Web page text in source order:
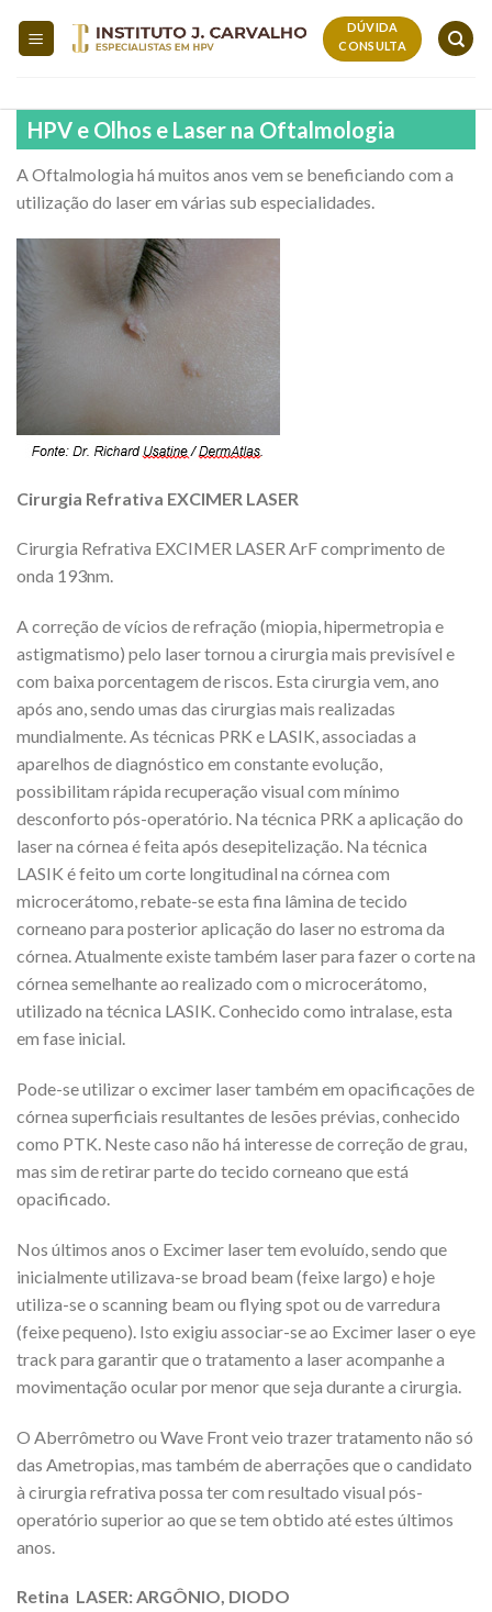
DÚVIDA
CONSULTA
HPV e Olhos e Laser na Oftalmologia
A Oftalmologia há muitos anos vem se beneficiando com a
utilização do laser em várias sub especialidades.
Cirurgia Refrativa EXCIMER LASER
Cirurgia Refrativa EXCIMER LASER ArF comprimento de
onda 193nm.
A correção de vícios de refração (miopia, hipermetropia e
astigmatismo) pelo laser tornou a cirurgia mais previsível e
com baixa porcentagem de riscos. Esta cirurgia vem, ano
após ano, sendo umas das cirurgias mais realizadas
mundialmente. As técnicas PRK e LASIK, associadas a
aparelhos de diagnóstico em constante evolução,
possibilitam rápida recuperação visual com mínimo
desconforto pós-operatório. Na técnica PRK a aplicação do
laser na córnea é feita após desepitelização. Na técnica
LASIK é feito um corte longitudinal na córnea com
microcerátomo, rebate-se esta fina lâmina de tecido
corneano para posterior aplicação do laser no estroma da
córnea. Atualmente existe também laser para fazer o corte na
córnea semelhante ao realizado com o microcerátomo,
utilizado na técnica LASIK. Conhecido como intralase, esta
em fase inicial.
Pode-se utilizar o excimer laser também em opacificações de
córnea superficiais resultantes de lesões prévias, conhecido
como PTK. Neste caso não há interesse de correção de grau,
mas sim de retirar parte do tecido corneano que está
opacificado.
Nos últimos anos o Excimer laser tem evoluído, sendo que
inicialmente utilizava-se broad beam (feixe largo) e hoje
utiliza-se o scanning beam ou flying spot ou de varredura
(feixe pequeno). Isto exigiu associar-se ao Excimer laser o eye
track para garantir que o tratamento a laser acompanhe a
movimentação ocular por menor que seja durante a cirurgia.
O Aberrômetro ou Wave Front veio trazer tratamento não só
das Ametropias, mas também de aberrações que o candidato
à cirurgia refrativa possa ter com resultado visual pós-
operatório superior ao que se tem obtido até estes últimos
anos.
Retina LASER: ARGÔNIO, DIODO